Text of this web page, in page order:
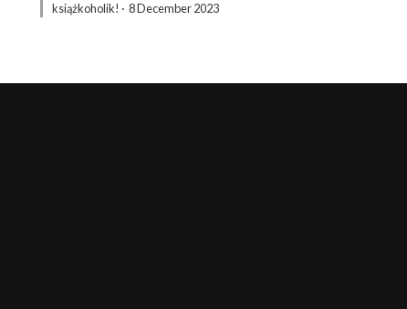
książkoholik! · 8 December 2023